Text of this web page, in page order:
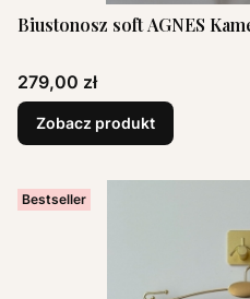
Biustonosz soft AGNES
Cena
279,00 zł
Zobacz produkt
Bestseller